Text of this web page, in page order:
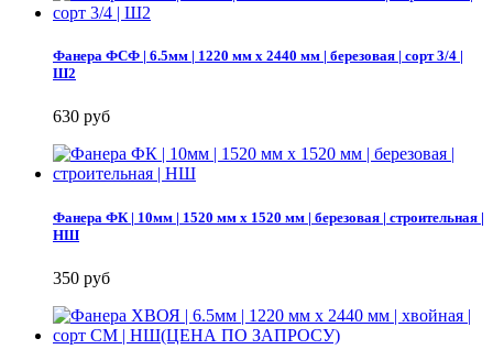
Фанера ФСФ | 6.5мм | 1220 мм х 2440 мм | березовая | сорт 3/4 |
Ш2
630 руб
Фанера ФК | 10мм | 1520 мм х 1520 мм | березовая | строительная |
НШ
350 руб